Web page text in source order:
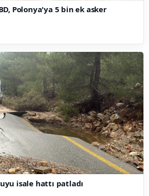
Polonya'ya 5 bin ek asker
isale hattı patladı